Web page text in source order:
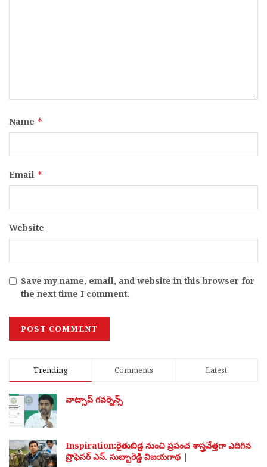
Name *
Email *
Website
Save my name, email, and website in this browser for
the next time I comment.
Trending Comments Latest
వాట్సాప్ గవర్నెన్స్
Inspiration:రైతుబిడ్డ నుంచి ప్రపంచ శాస్త్రవేత్తగా ఎదిగిన
ప్రొఫెసర్ ఎన్. సుబ్బారెడ్డి విజయగాథ |